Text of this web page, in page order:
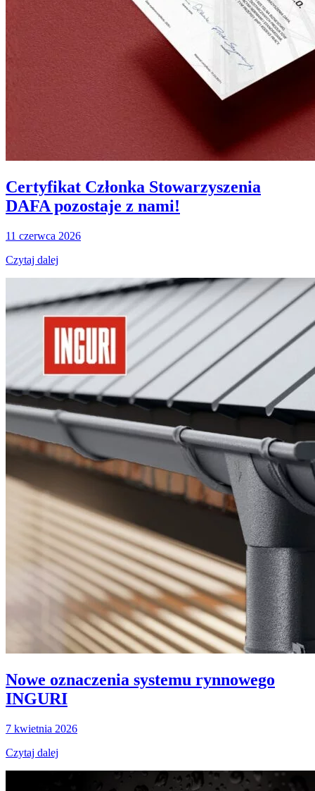
Certyfikat Członka Stowarzyszenia
DAFA pozostaje z nami!
11 czerwca 2026
Czytaj dalej
Nowe oznaczenia systemu rynnowego
INGURI
7 kwietnia 2026
Czytaj dalej